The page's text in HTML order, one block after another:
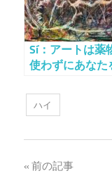
Sí：アートは薬
使わずにあなた
ハイ
投
前の記事